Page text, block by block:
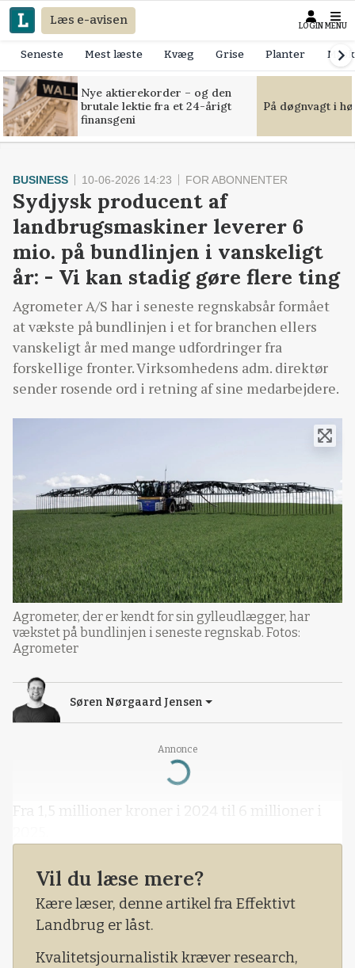
Læs e-avisen LOGIN MENU
Seneste Mest læste Kvæg Grise Planter
Nye aktierekorder – og den
brutale lektie fra et 24-årigt
finansgeni
På døgnvagt i
Annonce
Loading...
BUSINESS 10-06-2026 14:23 FOR ABONNENTER
Sydjysk producent af
landbrugsmaskiner leverer 6
mio. på bundlinjen i vanskeligt
år: - Vi kan stadig gøre flere ting
Agrometer A/S har i seneste regnskabsår formået
at vækste på bundlinjen i et for branchen ellers
vanskeligt år med mange udfordringer fra
forskellige fronter. Virksomhedens adm. direktør
sender rosende ord i retning af sine medarbejdere.
Agrometer, der er kendt for sin gylleudlægger, har
vækstet på bundlinjen i seneste regnskab. Fotos:
Agrometer
Søren Nørgaard Jensen
Fra 1,5 millioner kroner i 2024 til 6 millioner i
Vil du læse mere?
Kære læser, denne artikel fra Effektivt
Landbrug er låst.
Kvalitetsjournalistik kræver research,